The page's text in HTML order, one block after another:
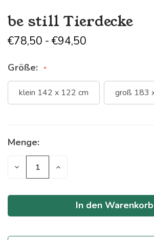
be still Tierdecke
€78,50 - €94,50
Größe:
klein 142 x 122 cm groß 183
Aktueller
Bestand:
Menge:
Menge
Menge